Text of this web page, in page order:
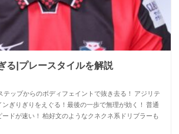
る|プレースタイルを解説
テップからのボディフェイントで抜き去る！ アジリテ
ンぎりぎりをえぐる！最後の一歩で無理が効く！ 普通
ドが速い！ 柏好文のようなクネクネ系ドリブラーも